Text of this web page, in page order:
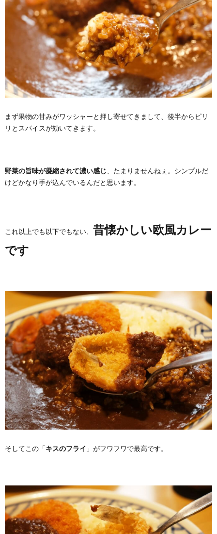
まず果物の甘みがワッシャーと押し寄せてきまして、後半からピリ
リとスパイスが効いてきます。
野菜の旨味が凝縮されて濃い感じ 、たまりませんねぇ。シンプルだ
けどかなり手が込んでいるんだと思います。
これ以上でも以下でもない、 昔懐かしい欧風カレー
です
そしてこの「キスのフライ 」がフワフワで最高です。